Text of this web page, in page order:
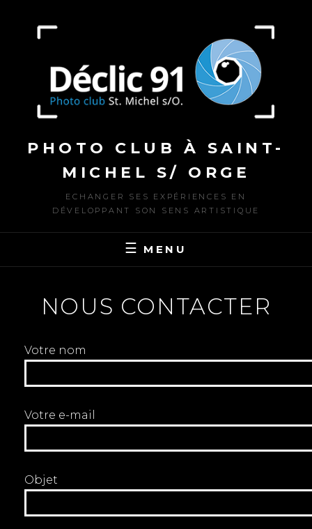
content
PHOTO CLUB À SAINT-
MICHEL S/ ORGE
ECHANGER SES EXPÉRIENCES EN
DÉVELOPPANT SON SENS ARTISTIQUE
MENU
NOUS CONTACTER
Votre nom
Votre e-mail
Objet